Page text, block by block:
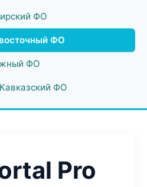
ФО
ФО
ФО
ФО
Pro